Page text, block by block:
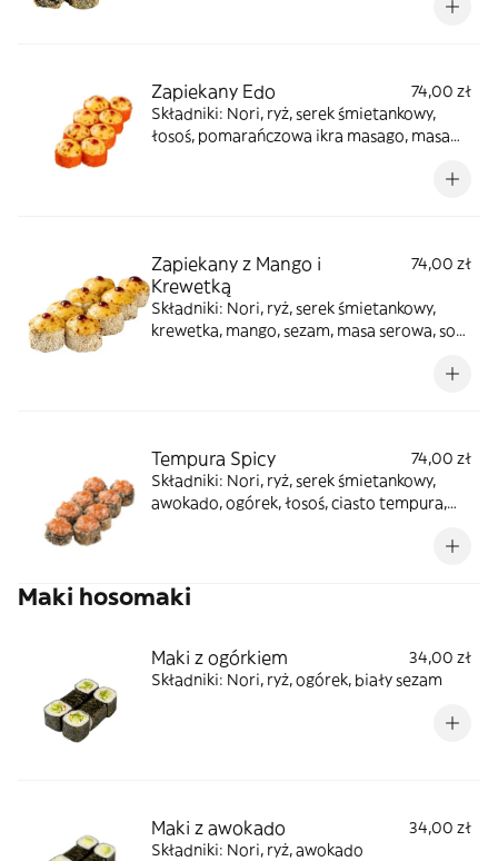
Zapiekany Edo
74,00 zł
Składniki: Nori, ryż, serek śmietankowy,
łosoś, pomarańczowa ikra masago, masa
Zapiekany z Mango i
Krewetką
74,00 zł
Składniki: Nori, ryż, serek śmietankowy,
krewetka, mango, sezam, masa serowa, sos
Tempura Spicy
74,00 zł
Składniki: Nori, ryż, serek śmietankowy,
awokado, ogórek, łosoś, ciasto tempura,
Maki hosomaki
Maki z ogórkiem
34,00 zł
Składniki: Nori, ryż, ogórek, biały sezam
Maki z awokado
34,00 zł
Składniki: Nori, ryż, awokado